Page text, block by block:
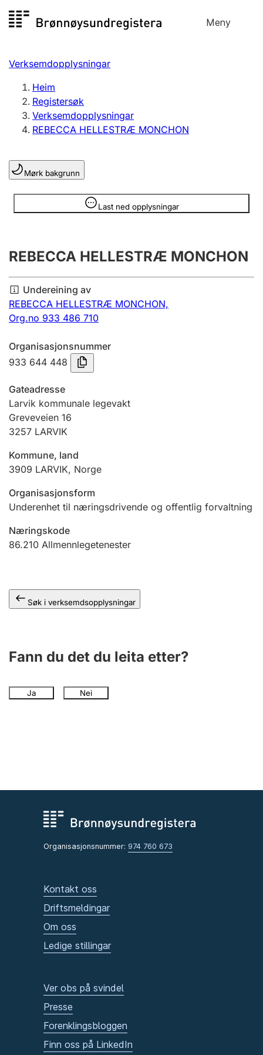
til
Meny
Registersøk
Aksjeselskap
Enkeltpersonføretak
Registrere, endre, slette
Lag og foreining
Registrere, endre, slette
Årsrekneskap
Innsending og forseinkingsgebyr
Tinglysing
Jeger
Betaling og jegeravgiftskort
Andre tema
Verksemdopplysningar
Heim
Registersøk
Verksemdopplysningar
REBECCA HELLESTRÆ MONCHON
Mørk bakgrunn
Last ned opplysningar
Opplysninger er skjult
REBECCA HELLESTRÆ MONCHON
Undereining av
REBECCA HELLESTRÆ MONCHON,
Org.no 933 486 710
Organisasjonsnummer
933 644 448
Gateadresse
Larvik kommunale legevakt
Greveveien 16
3257 LARVIK
Kommune, land
3909 LARVIK, Norge
Organisasjonsform
Underenhet til næringsdrivende og offentlig forvaltning
Næringskode
86.210 Allmennlegetenester
Søk i verksemdsopplysningar
Fann du det du leita etter?
Ja Nei
Organisasjonsnummer: 974 760 673
Kontakt oss
Driftsmeldingar
Om oss
Ledige stillingar
Ver obs på svindel
Presse
Forenklingsbloggen
Finn oss på LinkedIn